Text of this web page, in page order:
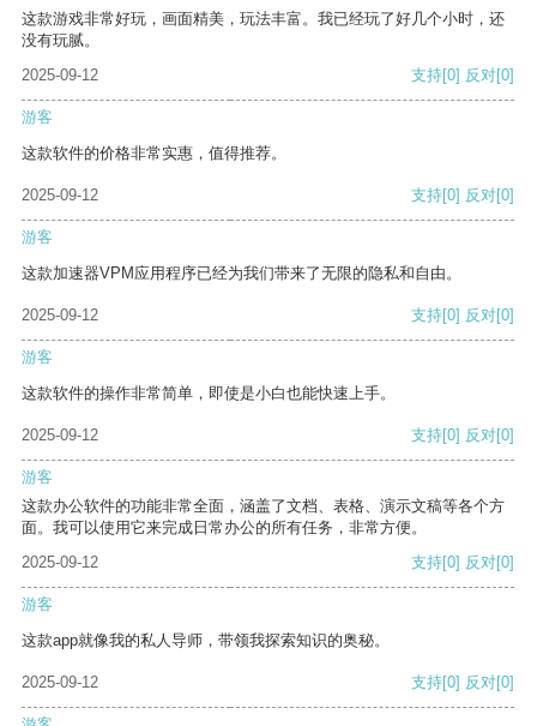
这款游戏非常好玩，画面精美，玩法丰富。我已经玩了好几个小时，还
没有玩腻。
2025-09-12
支持[0] 反对[0]
游客
这款软件的价格非常实惠，值得推荐。
2025-09-12 支持[0] 反对[0]
游客
这款加速器VPM应用程序已经为我们带来了无限的隐私和自由。
2025-09-12 支持[0] 反对[0]
游客
这款软件的操作非常简单，即使是小白也能快速上手。
2025-09-12 支持[0] 反对[0]
游客
这款办公软件的功能非常全面，涵盖了文档、表格、演示文稿等各个方
面。我可以使用它来完成日常办公的所有任务，非常方便。
2025-09-12
支持[0] 反对[0]
游客
这款app就像我的私人导师，带领我探索知识的奥秘。
2025-09-12 支持[0] 反对[0]